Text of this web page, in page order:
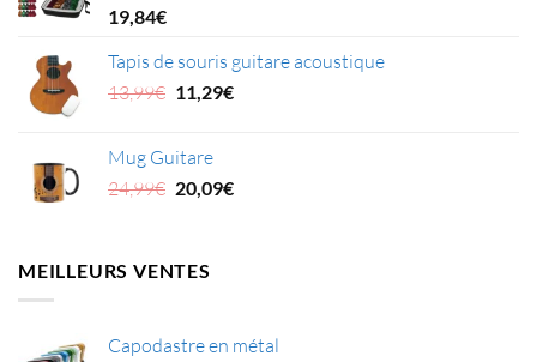
19,84€
Tapis de souris guitare acoustique
13,99€ Le
était :
13,99€.
11,29€Le
11,29€.
Mug Guitare
24,99€ Le
était :
24,99€.
20,09€Le
MEILLEURS VENTES
Capodastre en métal